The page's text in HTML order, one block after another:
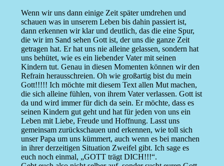
Wenn wir uns dann einige Zeit später umdrehen und
schauen was in unserem Leben bis dahin passiert ist,
dann erkennen wir klar und deutlich, das die eine Spur,
die wir im Sand sehen Gott ist, der uns die ganze Zeit
getragen hat. Er hat uns nie alleine gelassen, sondern hat
uns behütet, wie es ein liebender Vater mit seinen
Kindern tut. Genau in diesen Momenten können wir den
Refrain herausschreien. Oh wie großartig bist du mein
Gott!!!!! Ich möchte mit diesem Text allen Mut machen,
die sich alleine fühlen, von ihrem Vater verlassen. Gott ist
da und wird immer für dich da sein. Er möchte, dass es
seinen Kindern gut geht und hat für jeden von uns ein
Leben mit Liebe, Freude und Hoffnung. Lasst uns
gemeinsam zurückschauen und erkennen, wie toll sich
unser Papa um uns kümmert, auch wenn es bei manchen
in ihrer derzeitigen Situation Zweifel gibt. Ich sage es
euch noch einmal, „GOTT trägt DICH!!!“.